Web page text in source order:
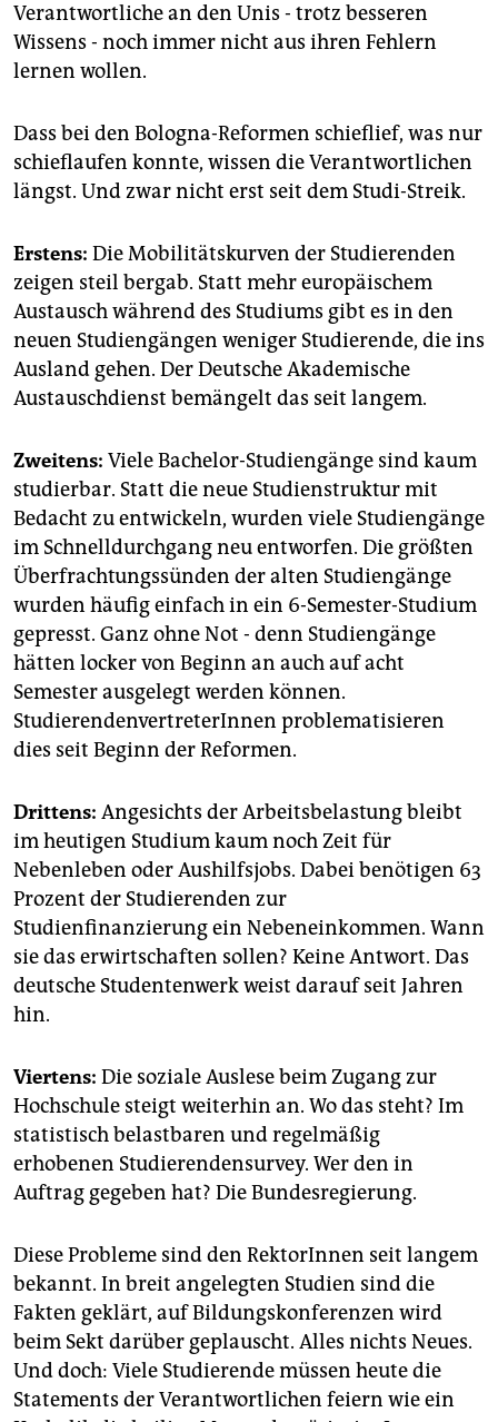
Verantwortliche an den Unis - trotz besseren
Wissens - noch immer nicht aus ihren Fehlern
lernen wollen.
Dass bei den Bologna-Reformen schieflief, was nur
schieflaufen konnte, wissen die Verantwortlichen
längst. Und zwar nicht erst seit dem Studi-Streik.
Erstens: Die Mobilitätskurven der Studierenden
zeigen steil bergab. Statt mehr europäischem
Austausch während des Studiums gibt es in den
neuen Studiengängen weniger Studierende, die ins
Ausland gehen. Der Deutsche Akademische
Austauschdienst bemängelt das seit langem.
Zweitens: Viele Bachelor-Studiengänge sind kaum
studierbar. Statt die neue Studienstruktur mit
Bedacht zu entwickeln, wurden viele Studiengänge
im Schnelldurchgang neu entworfen. Die größten
Überfrachtungssünden der alten Studiengänge
wurden häufig einfach in ein 6-Semester-Studium
gepresst. Ganz ohne Not - denn Studiengänge
hätten locker von Beginn an auch auf acht
Semester ausgelegt werden können.
StudierendenvertreterInnen problematisieren
dies seit Beginn der Reformen.
Drittens: Angesichts der Arbeitsbelastung bleibt
im heutigen Studium kaum noch Zeit für
Nebenleben oder Aushilfsjobs. Dabei benötigen 63
Prozent der Studierenden zur
Studienfinanzierung ein Nebeneinkommen. Wann
sie das erwirtschaften sollen? Keine Antwort. Das
deutsche Studentenwerk weist darauf seit Jahren
hin.
Viertens: Die soziale Auslese beim Zugang zur
Hochschule steigt weiterhin an. Wo das steht? Im
statistisch belastbaren und regelmäßig
erhobenen Studierendensurvey. Wer den in
Auftrag gegeben hat? Die Bundesregierung.
Diese Probleme sind den RektorInnen seit langem
bekannt. In breit angelegten Studien sind die
Fakten geklärt, auf Bildungskonferenzen wird
beim Sekt darüber geplauscht. Alles nichts Neues.
Und doch: Viele Studierende müssen heute die
Statements der Verantwortlichen feiern wie ein